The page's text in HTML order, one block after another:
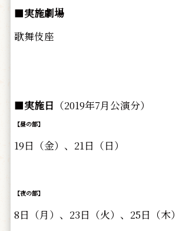
■実施劇場
歌舞伎座
■実施日 （2019年7月公演分）
【昼の部】
19日（金）、21日（日）
【夜の部】
8日（月）、23日（火）、25日（木）